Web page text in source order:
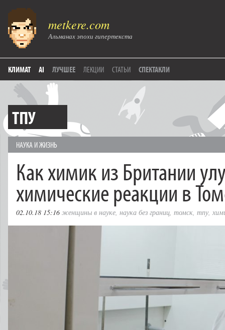
metkere.com
Альманах эпохи гипертекста
КЛИМАТ AI ЛУЧШЕЕ ЛЕКЦИИ СТАТЬИ СПЕКТАКЛИ
ТПУ
НАУКА И ЖИЗНЬ
Как химик из Британии
химические реакции в
02.10.18 15:16 женщины в науке, наука без границ, томск, тпу,